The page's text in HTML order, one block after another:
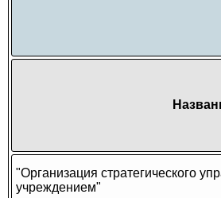
"Организация стратегического
учреждением"